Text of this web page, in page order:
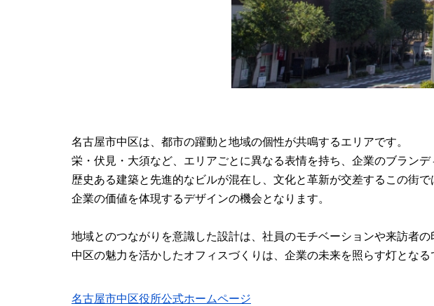
名古屋市中区は、都市の躍動と地域の個性が共鳴するエリアです。
栄・伏見・大須など、エリアごとに異なる表情を持ち、企業のブラン
歴史ある建築と先進的なビルが混在し、文化と革新が交差するこの街
企業の価値を体現するデザインの機会となります。
地域とのつながりを意識した設計は、社員のモチベーションや来訪者の
中区の魅力を活かしたオフィスづくりは、企業の未来を照らす灯となる
名古屋市中区役所公式ホームページ